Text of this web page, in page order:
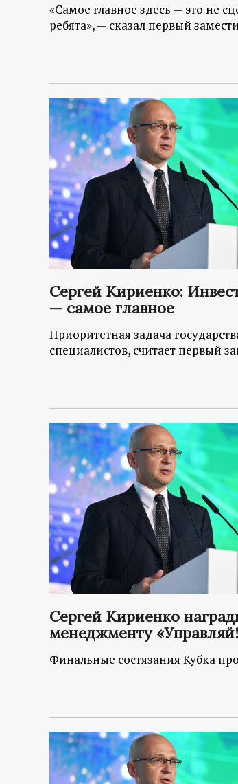
«Самое главное здесь — это не
ребята», — сказал первый
Сергей Кириенко:
— самое главное
Приоритетная задача
специалистов, считает первый
Сергей Кириенко
менеджменту
Финальные состязания Кубка